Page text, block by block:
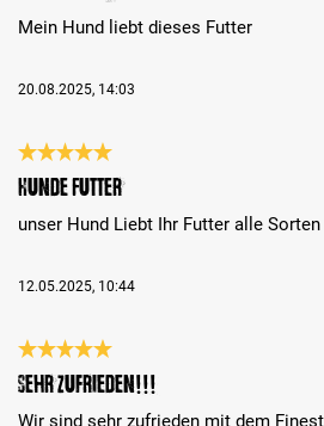
Mein Hund liebt dieses Futter
20.08.2025, 14:03
Évaluation avec une note de 5 sur 5
Hunde Futter
unser Hund Liebt Ihr Futter alle Sorten
12.05.2025, 10:44
Évaluation avec une note de 5 sur 5
Sehr zufrieden!!!
Wir sind sehr zufrieden mit dem